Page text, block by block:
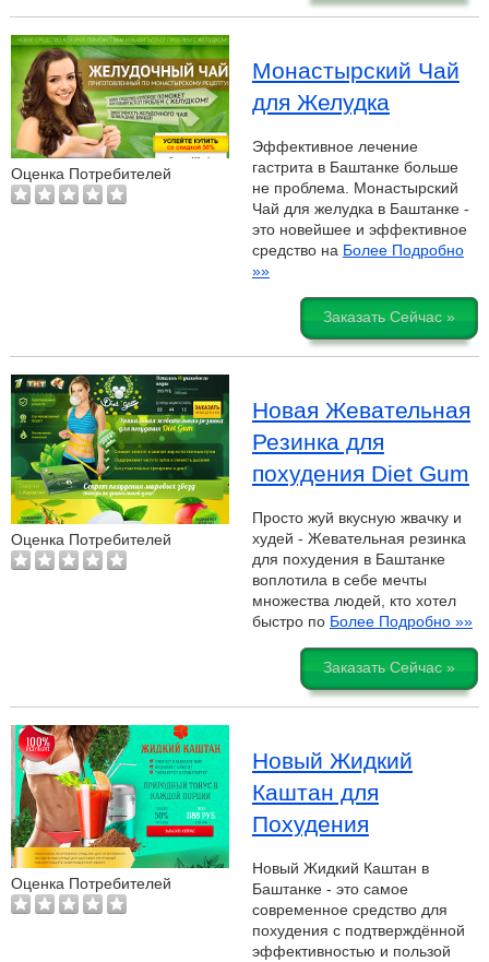
Оценка Потребителей
Монастырский Чай
для Желудка
Эффективное лечение
гастрита в Баштанке больше
не проблема. Монастырский
Чай для желудка в Баштанке -
это новейшее и эффективное
средство на Более Подробно
»»
Заказать Сейчас »
Оценка Потребителей
Новая Жевательная
Резинка для
похудения Diet Gum
Просто жуй вкусную жвачку и
худей - Жевательная резинка
для похудения в Баштанке
воплотила в себе мечты
множества людей, кто хотел
быстро по Более Подробно »»
Заказать Сейчас »
Оценка Потребителей
Новый Жидкий
Каштан для
Похудения
Новый Жидкий Каштан в
Баштанке - это самое
современное средство для
похудения с подтверждённой
эффективностью и пользой